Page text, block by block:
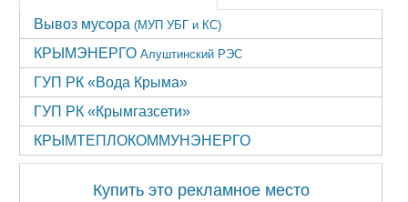
Вывоз мусора (МУП УБГ и КС)
КРЫМЭНЕРГО Алуштинский РЭС
ГУП РК «Вода Крыма»
ГУП РК «Крымгазсети»
КРЫМТЕПЛОКОММУНЭНЕРГО
Купить это рекламное место